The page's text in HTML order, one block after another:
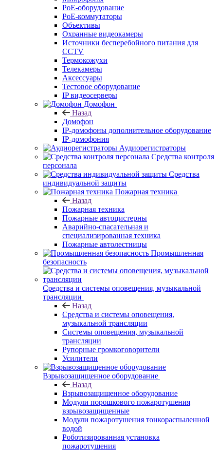
PoE-оборудование
PoE-коммутаторы
Объективы
Охранные видеокамеры
Источники бесперебойного питания для
CCTV
Термокожухи
Телекамеры
Аксессуары
Тестовое оборудование
IP видеосерверы
Домофон
Назад
Домофон
IP-домофоны дополнительное оборудование
IP-домофония
Аудиорегистраторы
Средства контроля
персонала
Средства
индивидуальной защиты
Пожарная техника
Назад
Пожарная техника
Пожарные автоцистерны
Аварийно-спасательная и
специализированная техника
Пожарные автолестницы
Промышленная
безопасность
Средства и системы оповещения, музыкальной
трансляции
Назад
Средства и системы оповещения,
музыкальной трансляции
Системы оповещения, музыкальной
трансляции
Рупорные громкоговорители
Усилители
Взрывозащищенное оборудование
Назад
Взрывозащищенное оборудование
Модули порошкового пожаротушения
взрывозащищенные
Модули пожаротушения тонкораспыленной
водой
Роботизированная установка
пожаротушения